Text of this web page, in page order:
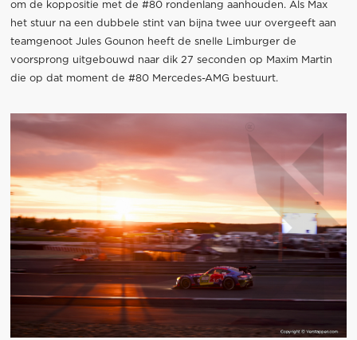
om de koppositie met de #80 rondenlang aanhouden. Als Max
het stuur na een dubbele stint van bijna twee uur overgeeft aan
teamgenoot Jules Gounon heeft de snelle Limburger de
voorsprong uitgebouwd naar dik 27 seconden op Maxim Martin
die op dat moment de #80 Mercedes-AMG bestuurt.